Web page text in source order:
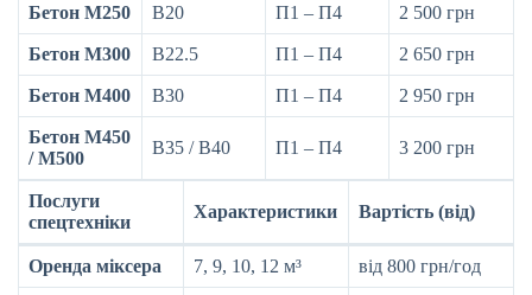
Бетон М250 B20 П1 – П4 2 500 грн
Бетон М300 B22.5 П1 – П4 2 650 грн
Бетон М400 B30 П1 – П4 2 950 грн
Бетон М450
/ М500
B35 / B40 П1 – П4 3 200 грн
Послуги
спецтехніки
Характеристики Вартість (від)
Оренда міксера 7, 9, 10, 12 м³ від 800 грн/год